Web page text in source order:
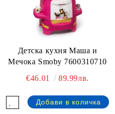
Детска кухня Маша и
Мечока Smoby 7600310710
€46.01
89.99лв.